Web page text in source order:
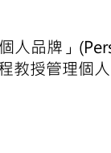
人品牌」
教授管理個